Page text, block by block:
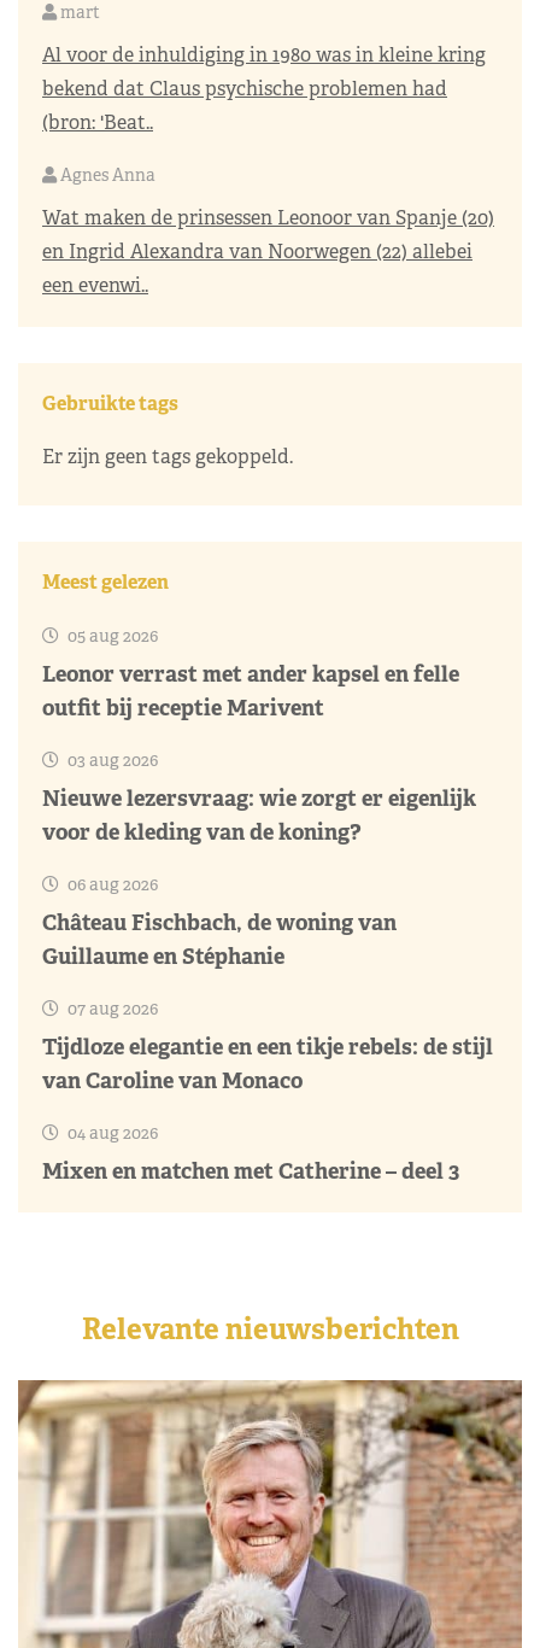
mart
Al voor de inhuldiging in 1980 was in kleine kring
bekend dat Claus psychische problemen had
(bron: 'Beat..
Agnes Anna
Wat maken de prinsessen Leonoor van Spanje (20)
en Ingrid Alexandra van Noorwegen (22) allebei
een evenwi..
Gebruikte tags
Er zijn geen tags gekoppeld.
Meest gelezen
05 aug 2026
Leonor verrast met ander kapsel en felle
outfit bij receptie Marivent
03 aug 2026
Nieuwe lezersvraag: wie zorgt er eigenlijk
voor de kleding van de koning?
06 aug 2026
Château Fischbach, de woning van
Guillaume en Stéphanie
07 aug 2026
Tijdloze elegantie en een tikje rebels: de stijl
van Caroline van Monaco
04 aug 2026
Mixen en matchen met Catherine – deel 3
Relevante nieuwsberichten